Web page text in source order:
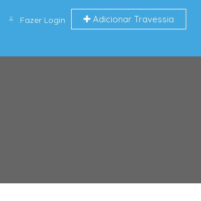
Fazer Login Adicionar Travessia